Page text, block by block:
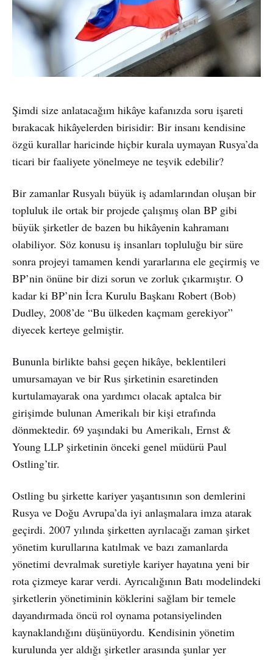
Şimdi size anlatacağım hikâye kafanızda soru işareti
bırakacak hikâyelerden birisidir: Bir insanı kendisine
özgü kurallar haricinde hiçbir kurala uymayan Rusya’da
ticari bir faaliyete yönelmeye ne teşvik edebilir?
Bir zamanlar Rusyalı büyük iş adamlarından oluşan bir
topluluk ile ortak bir projede çalışmış olan BP gibi
büyük şirketler de bazen bu hikâyenin kahramanı
olabiliyor. Söz konusu iş insanları topluluğu bir süre
sonra projeyi tamamen kendi yararlarına ele geçirmiş ve
BP’nin önüne bir dizi sorun ve zorluk çıkarmıştır. O
kadar ki BP’nin İcra Kurulu Başkanı Robert (Bob)
Dudley, 2008’de “Bu ülkeden kaçmam gerekiyor”
diyecek kerteye gelmiştir.
Bununla birlikte bahsi geçen hikâye, beklentileri
umursamayan ve bir Rus şirketinin esaretinden
kurtulamayarak ona yardımcı olacak aptalca bir
girişimde bulunan Amerikalı bir kişi etrafında
dönmektedir. 69 yaşındaki bu Amerikalı, Ernst &
Young LLP şirketinin önceki genel müdürü Paul
Ostling’tir.
Ostling bu şirkette kariyer yaşantısının son demlerini
Rusya ve Doğu Avrupa’da iyi anlaşmalara imza atarak
geçirdi. 2007 yılında şirketten ayrılacağı zaman şirket
yönetim kurullarına katılmak ve bazı zamanlarda
yönetimi devralmak suretiyle kariyer hayatına yeni bir
rota çizmeye karar verdi. Ayrıcalığının Batı modelindeki
şirketlerin yönetiminin köklerini sağlam bir temele
dayandırmada öncü rol oynama potansiyelinden
kaynaklandığını düşünüyordu. Kendisinin yönetim
kurulunda yer aldığı şirketler arasında şunlar yer